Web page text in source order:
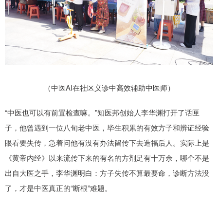
（中医AI在社区义诊中高效辅助中医师）
“中医也可以有前置检查嘛。”知医邦创始人李华渊打开了话匣
子，他曾遇到一位八旬老中医，毕生积累的有效方子和辨证经验
眼看要失传，急着问他有没有办法留传下去造福后人。实际上是
《黄帝内经》以来流传下来的有名的方剂足有十万余，哪个不是
出自大医之手，李华渊明白：方子失传不算最要命，诊断方法没
了，才是中医真正的“断根”难题。